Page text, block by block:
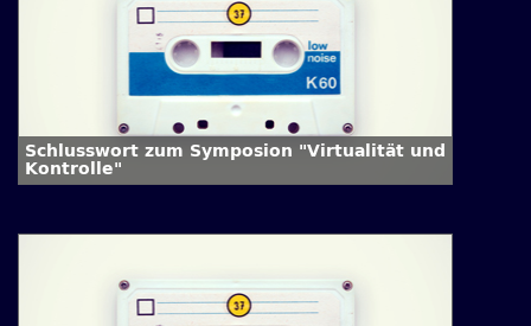
Schlusswort zum Symposion "Virtualität und
Kontrolle"